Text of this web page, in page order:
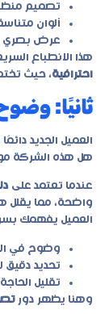
تصميم منظم
ألوان
عرض بصري
هذا الانطباع
احترافية، حيث
ثانيًا:
العميل الجديد
هل هذه الشركة
عندما تعتمد على
واضحة، مما يقلل
العميل يفهمك
وضوح في
تحديد دقيق
تقليل
وهنا يظهر دور